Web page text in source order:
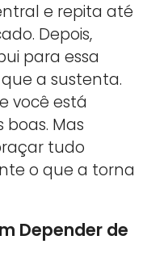
e repita até
Depois,
para essa
a sustenta.
você está
boas. Mas
tudo
o que a torna
Depender de